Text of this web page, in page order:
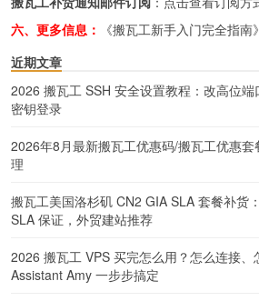
六、更多信息：
《搬瓦工新手入门完全指南》
近期文章
2026 搬瓦工 SSH 安全设置教程：改高位
密钥登录
2026年8月最新搬瓦工优惠码/搬瓦工优惠
理
搬瓦工美国洛杉矶 CN2 GIA SLA 套餐补货
SLA 保证，外贸建站推荐
2026 搬瓦工 VPS 买完怎么用？怎么连接、
Assistant Amy 一步步搞定